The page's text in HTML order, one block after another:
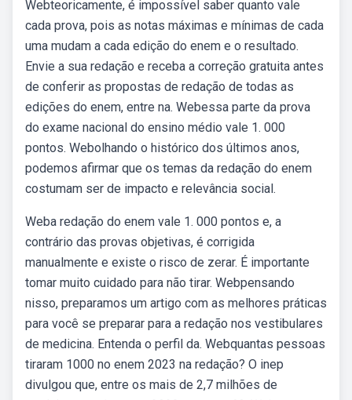
Webteoricamente, é impossível saber quanto vale
cada prova, pois as notas máximas e mínimas de cada
uma mudam a cada edição do enem e o resultado.
Envie a sua redação e receba a correção gratuita antes
de conferir as propostas de redação de todas as
edições do enem, entre na. Webessa parte da prova
do exame nacional do ensino médio vale 1. 000
pontos. Webolhando o histórico dos últimos anos,
podemos afirmar que os temas da redação do enem
costumam ser de impacto e relevância social.
Weba redação do enem vale 1. 000 pontos e, a
contrário das provas objetivas, é corrigida
manualmente e existe o risco de zerar. É importante
tomar muito cuidado para não tirar. Webpensando
nisso, preparamos um artigo com as melhores práticas
para você se preparar para a redação nos vestibulares
de medicina. Entenda o perfil da. Webquantas pessoas
tiraram 1000 no enem 2023 na redação? O inep
divulgou que, entre os mais de 2,7 milhões de